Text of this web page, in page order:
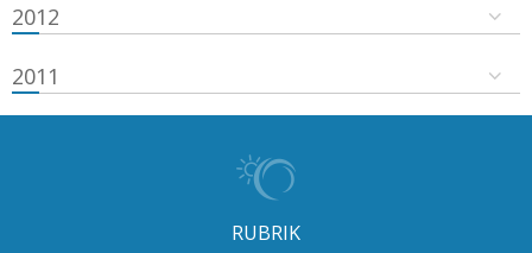
2012
2011
RUBRIK